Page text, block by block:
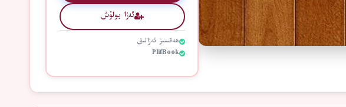
ئەزا بولۇش
ھەقسىز ئەزالىق
PlifBook